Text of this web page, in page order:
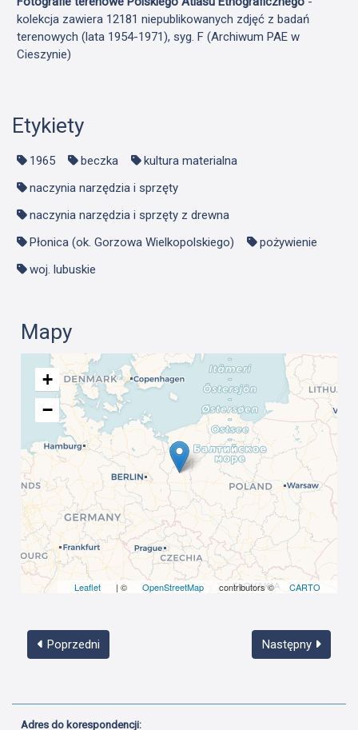
kolekcja zawiera 12181 niepublikowanych zdjęć z badań
terenowych (lata 1954-1971), syg. F (Archiwum PAE w
Cieszynie)
Etykiety
1965 beczka
kultura materialna
naczynia narzędzia i sprzęty
naczynia narzędzia i sprzęty z drewna
Płonica (ok. Gorzowa Wielkopolskiego)
pożywienie
woj. lubuskie
Mapy
+
−
Leaflet | © OpenStreetMap contributors © CARTO
Poprzedni Następny
Adres do korespondencji: